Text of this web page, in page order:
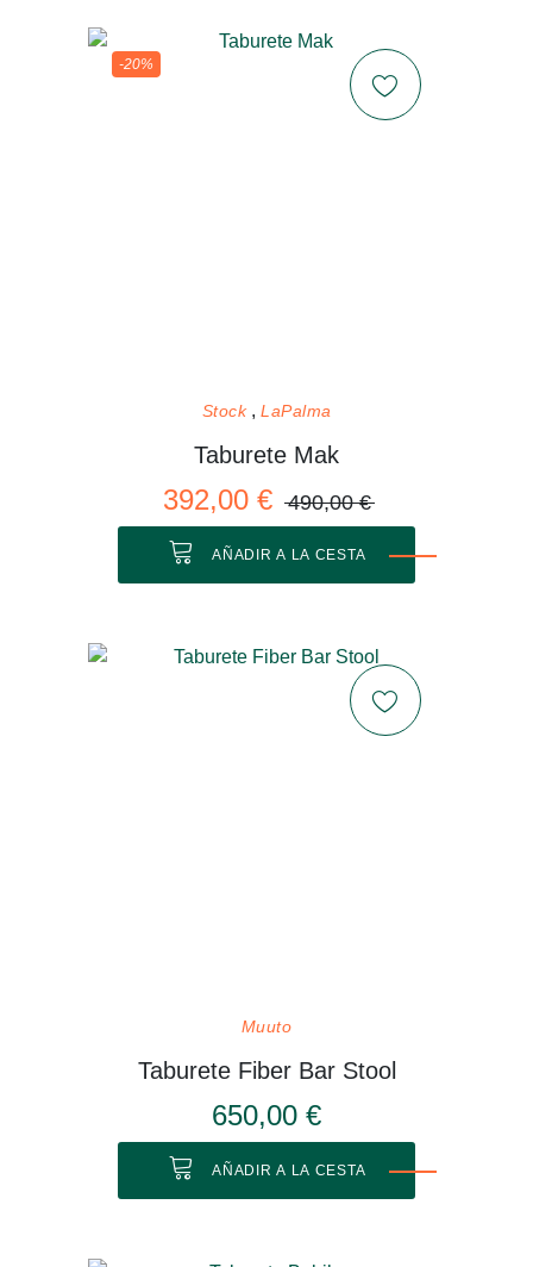
-20%
Stock LaPalma
Taburete Mak
392,00 € 490,00 €
AÑADIR A LA CESTA
Muuto
Taburete Fiber Bar Stool
650,00 €
AÑADIR A LA CESTA